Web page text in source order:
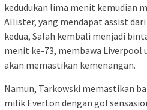
kedudukan lima menit kemudian
Allister, yang mendapat assist
kedua, Salah kembali menjadi
menit ke-73, membawa Liverpool
akan memastikan kemenangan.
Namun, Tarkowski memastikan
milik Everton dengan gol